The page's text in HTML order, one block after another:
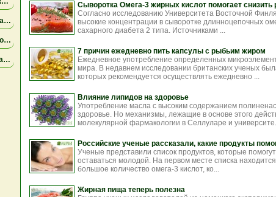
Обычная палка может помочь сохранить равновесие
Девочкам чаще отказывают в важной защите после рождения
Вейпы могут снижать пользу отказа от сигарет
Сыворотка Омега-3 жирных кислот помогает снизить
Согласно исследованию Университета Восточной
высокие концентрации в сыворотке длинноцепочных
сахарного диабета 2 типа. Источниками ...
7 причин ежедневно пить капсулы с рыбьим жиром
Ежедневное употребление определенных
мира. В недавнем исследовании британских ученых
которых рекомендуется осуществлять ежедневно ...
Влияние липидов на здоровье
Употребление масла с высоким содержанием
здоровье. Но механизмы, лежащие в основе этого
молекулярной фармакологии в Селлуларе и
Российские ученые рассказали, какие продукты
Ученые представили список продуктов, которые
оставаться молодой. На первом месте списка
большое количество омега-3 кислот, ко...
Жирная пища теперь полезна